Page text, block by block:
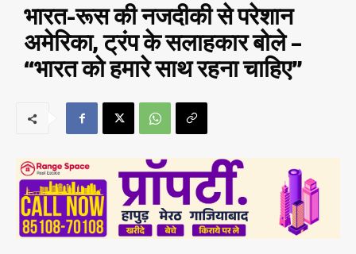
भारत-रूस की नजदीकी से परेशान
अमेरिका, ट्रंप के सलाहकार बोले –
“भारत को हमारे साथ रहना चाहिए”